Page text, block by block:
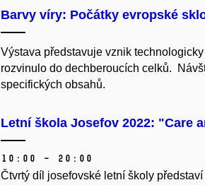
Barvy víry: Počátky evropské
Výstava představuje vznik
rozvinulo do dechberoucích celků.
specifických obsahů.
Letní škola Josefov 2022: "Care
10:00 – 20:00
Čtvrtý díl josefovské letní školy